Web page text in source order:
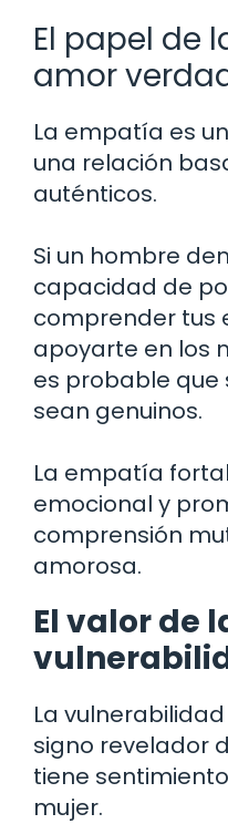
El papel de
amor
La empatía es
una relación
auténticos.
Si un hombre
capacidad de
comprender tus
apoyarte en los
es probable que
sean genuinos.
La empatía
emocional y
comprensión
amorosa.
El valor de
La
signo revelador
tiene
mujer.